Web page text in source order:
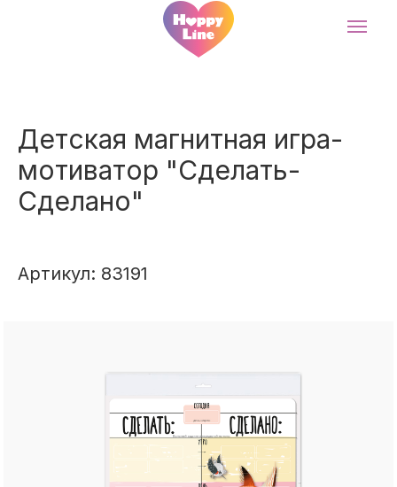
Детская магнитная игра-
мотиватор "Сделать-
Сделано"
Артикул: 83191